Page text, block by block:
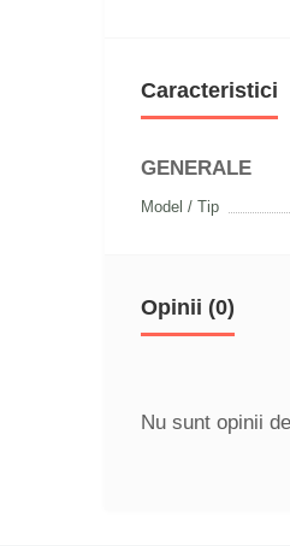
Caracteristici
GENERALE
Model / Tip
Opinii (0)
Nu sunt opinii